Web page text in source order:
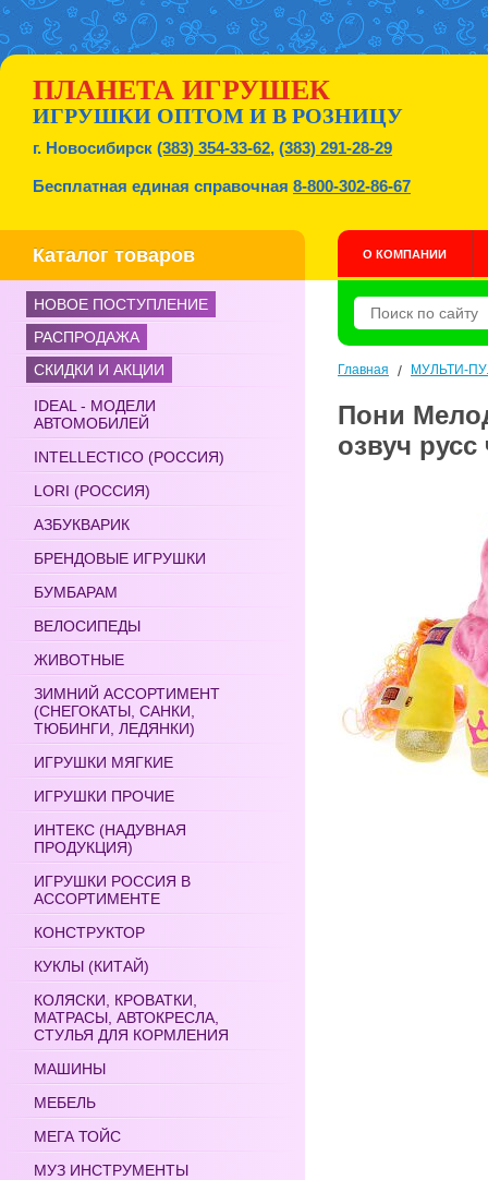
ПЛАНЕТА ИГРУШЕК
ИГРУШКИ ОПТОМ И В РОЗНИЦУ
г. Новосибирск (383) 354-33-62, (383) 291-28-29
Бесплатная единая справочная 8-800-302-86-67
Каталог товаров О КОМПАНИИ
НОВОЕ ПОСТУПЛЕНИЕ
РАСПРОДАЖА
СКИДКИ И АКЦИИ
IDEAL - МОДЕЛИ
АВТОМОБИЛЕЙ
INTELLECTICO (РОССИЯ)
LORI (РОССИЯ)
АЗБУКВАРИК
БРЕНДОВЫЕ ИГРУШКИ
БУМБАРАМ
ВЕЛОСИПЕДЫ
ЖИВОТНЫЕ
ЗИМНИЙ АССОРТИМЕНТ
(СНЕГОКАТЫ, САНКИ,
ТЮБИНГИ, ЛЕДЯНКИ)
ИГРУШКИ МЯГКИЕ
ИГРУШКИ ПРОЧИЕ
ИНТЕКС (НАДУВНАЯ
ПРОДУКЦИЯ)
ИГРУШКИ РОССИЯ В
АССОРТИМЕНТЕ
КОНСТРУКТОР
КУКЛЫ (КИТАЙ)
КОЛЯСКИ, КРОВАТКИ,
МАТРАСЫ, АВТОКРЕСЛА,
СТУЛЬЯ ДЛЯ КОРМЛЕНИЯ
МАШИНЫ
МЕБЕЛЬ
МЕГА ТОЙС
МУЗ ИНСТРУМЕНТЫ
Главная / МУЛЬТИ-
Пони
озвуч